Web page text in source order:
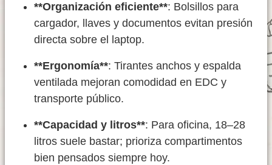
**Organización eficiente**: Bolsillos para
cargador, llaves y documentos evitan presión
directa sobre el laptop.
**Ergonomía**: Tirantes anchos y espalda
ventilada mejoran comodidad en EDC y
transporte público.
**Capacidad y litros**: Para oficina, 18–28
litros suele bastar; prioriza compartimentos
bien pensados siempre hoy.